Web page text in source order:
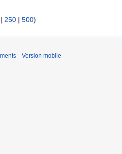
| 250 | 500)
Version mobile